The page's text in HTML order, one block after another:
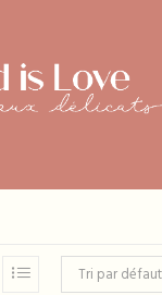
Tri par défaut